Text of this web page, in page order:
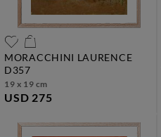
MORACCHINI LAURENCE
d357
19 x 19 cm
USD 275